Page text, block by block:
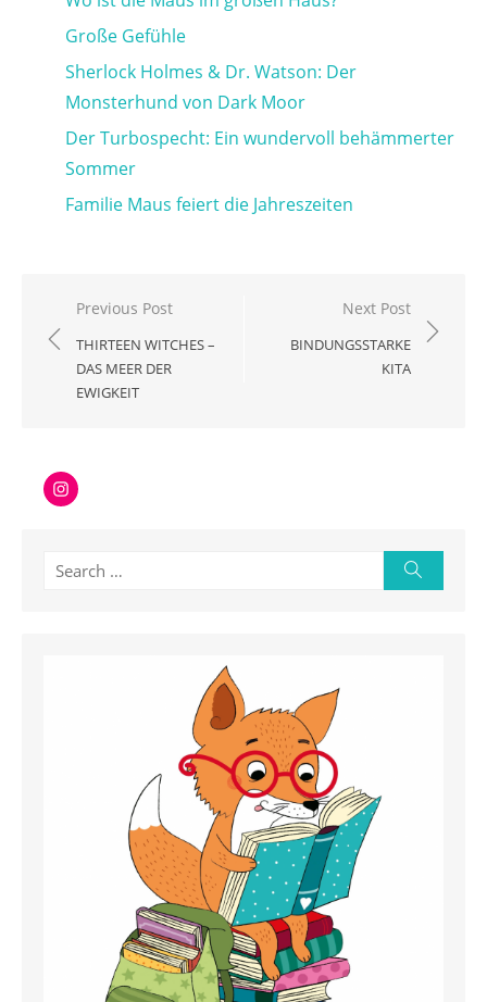
Große Gefühle
Sherlock Holmes & Dr. Watson: Der
Monsterhund von Dark Moor
Der Turbospecht: Ein wundervoll behämmerter
Sommer
Familie Maus feiert die Jahreszeiten
Beitragsnavigation
Previous Post
THIRTEEN WITCHES –
DAS MEER DER
EWIGKEIT
Next Post
BINDUNGSSTARKE
KITA
Instagram
Search